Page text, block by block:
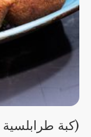
(كبة طرابلسية